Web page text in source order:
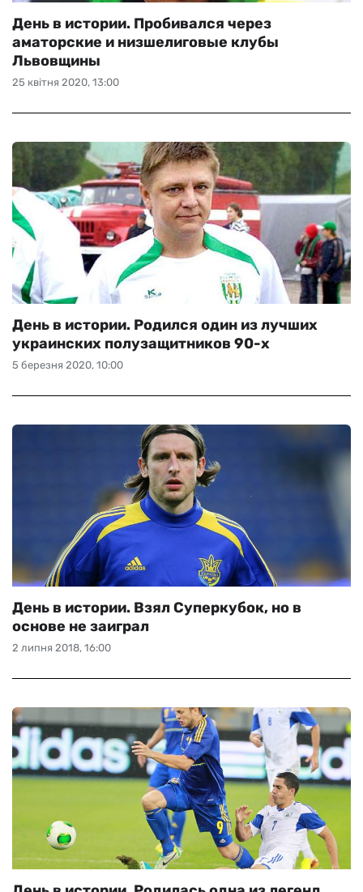
25 квітня 2020, 13:00
День в истории. Пробивался через
аматорские и низшелиговые клубы
Львовщины
5 березня 2020, 10:00
День в истории. Родился один из лучших
украинских полузащитников 90-х
2 липня 2018, 16:00
День в истории. Взял Суперкубок, но в
основе не заиграл